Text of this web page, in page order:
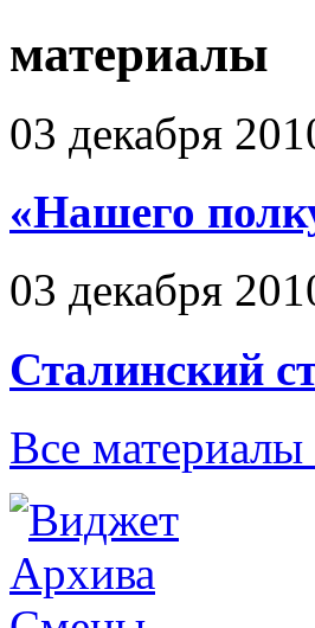
материалы
03 декабря
«Нашего
03 декабря
Сталинский
Все материалы